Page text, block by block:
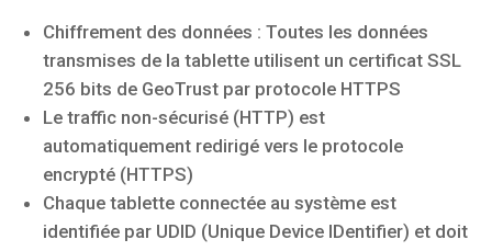
Chiffrement des données : Toutes les données
transmises de la tablette utilisent un certificat SSL
256 bits de GeoTrust par protocole HTTPS
Le traffic non-sécurisé (HTTP) est
automatiquement redirigé vers le protocole
encrypté (HTTPS)
Chaque tablette connectée au système est
identifiée par UDID (Unique Device IDentifier) et doit